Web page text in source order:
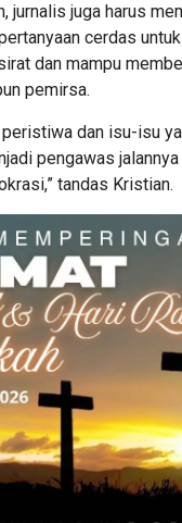
jurnalis juga harus
cerdas
dan mampu
pemirsa.
dan isu-isu
pengawas
tandas Kristian.